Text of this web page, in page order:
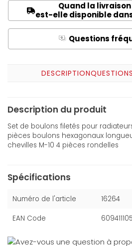
Quand la
est-elle disponible
Q Questions
DESCRIPTION
Description du produit
Set de boulons filetés pour
pièces boulons hexagonaux
chevilles M-10 4 pièces rondelles
Spécifications
Numéro de l'article 16264
EAN Code